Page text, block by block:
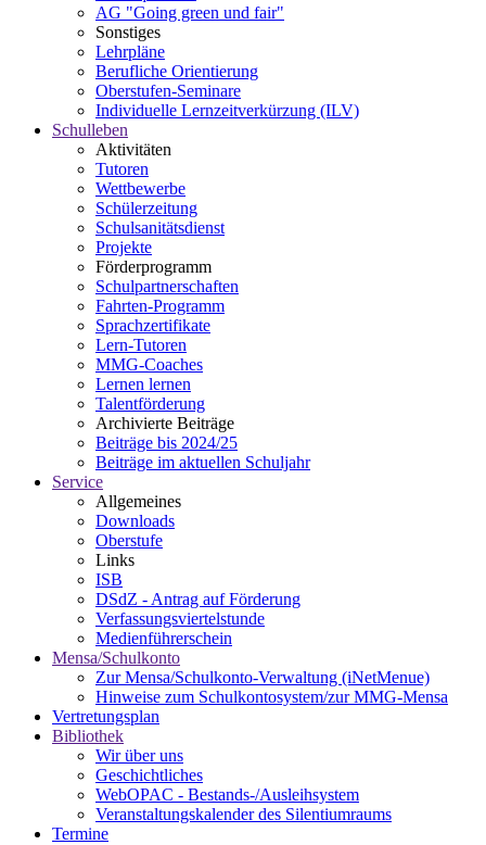
AG "Going green und fair"
Sonstiges
Lehrpläne
Berufliche Orientierung
Oberstufen-Seminare
Individuelle Lernzeitverkürzung (ILV)
Schulleben
Aktivitäten
Tutoren
Wettbewerbe
Schülerzeitung
Schulsanitätsdienst
Projekte
Förderprogramm
Schulpartnerschaften
Fahrten-Programm
Sprachzertifikate
Lern-Tutoren
MMG-Coaches
Lernen lernen
Talentförderung
Archivierte Beiträge
Beiträge bis 2024/25
Beiträge im aktuellen Schuljahr
Service
Allgemeines
Downloads
Oberstufe
Links
ISB
DSdZ - Antrag auf Förderung
Verfassungsviertelstunde
Medienführerschein
Mensa/Schulkonto
Zur Mensa/Schulkonto-Verwaltung (iNetMenue)
Hinweise zum Schulkontosystem/zur MMG-Mensa
Vertretungsplan
Bibliothek
Wir über uns
Geschichtliches
WebOPAC - Bestands-/Ausleihsystem
Veranstaltungskalender des Silentiumraums
Termine